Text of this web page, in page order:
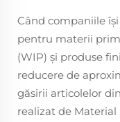
Când companiile
pentru materii
(WIP) și produse
reducere de
găsirii articolelor
realizat de